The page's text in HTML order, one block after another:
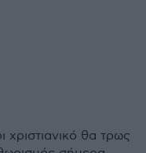
χριστιανικό θα τρως